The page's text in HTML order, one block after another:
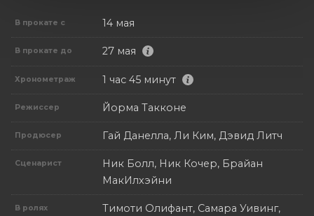
В прокате с 14 мая
В прокате до 27 мая
Хронометраж 1 час 45 минут
Режиссер Йорма Такконе
Продюсер Гай Данелла, Ли Ким, Дэвид Литч
Сценарист
Ник Болл, Ник Кочер, Брайан
МакИлхэйни
В ролях
Тимоти Олифант, Самара Уивинг,